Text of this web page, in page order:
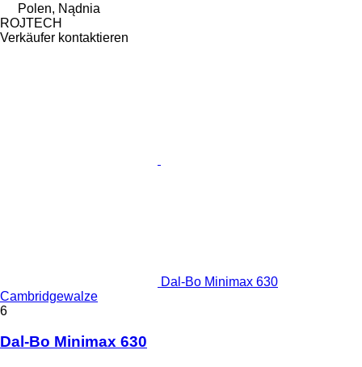
Polen, Nądnia
ROJTECH
Verkäufer kontaktieren
Dal-Bo Minimax 630
Cambridgewalze
6
Dal-Bo Minimax 630